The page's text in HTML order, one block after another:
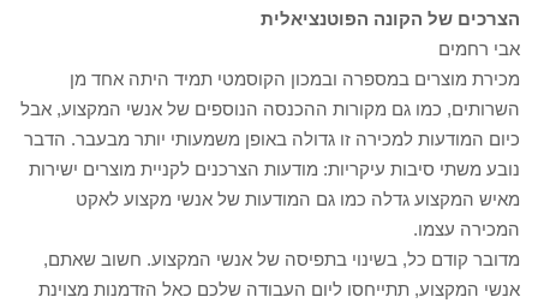
הצרכים של הקונה הפוטנציאלית
אבי רחמים
מכירת מוצרים במספרה ובמכון הקוסמטי תמיד היתה אחד מן
השרותים, כמו גם מקורות ההכנסה הנוספים של אנשי המקצוע, אבל
כיום המודעות למכירה זו גדולה באופן משמעותי יותר מבעבר. הדבר
נובע משתי סיבות עיקריות: מודעות הצרכנים לקניית מוצרים ישירות
מאיש המקצוע גדלה כמו גם המודעות של אנשי מקצוע לאקט
המכירה עצמו.
מדובר קודם כל, בשינוי בתפיסה של אנשי המקצוע. חשוב שאתם,
אנשי המקצוע, תתייחסו ליום העבודה שלכם כאל הזדמנות מצוינת